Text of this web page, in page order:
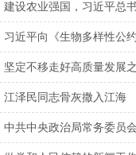
建设农业强国，习近平总
习近平向《生物多样性公
坚定不移走好高质量发展
江泽民同志骨灰撒入江海
中共中央政治局常务委员